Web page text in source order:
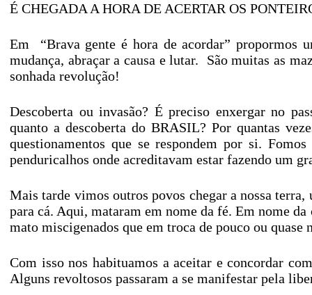
É CHEGADA A HORA DE ACERTAR OS
Em “Brava gente é hora de acordar” propormos
mudança, abraçar a causa e lutar. São muitas as
sonhada revolução!
Descoberta ou invasão? É preciso enxergar no
quanto a descoberta do BRASIL? Por quantas
questionamentos que se respondem por si.
penduricalhos onde acreditavam estar fazendo um
Mais tarde vimos outros povos chegar a nossa
para cá. Aqui, mataram em nome da fé. Em nome
mato miscigenados que em troca de pouco ou
Com isso nos habituamos a aceitar e concordar
Alguns revoltosos passaram a se manifestar pela